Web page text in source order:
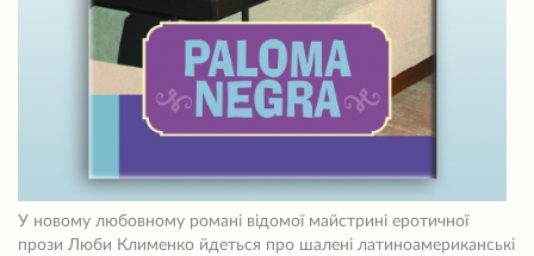
У новому любовному романі відомої майстрині еротичної
прози Люби Клименко йдеться про шалені латиноамериканські